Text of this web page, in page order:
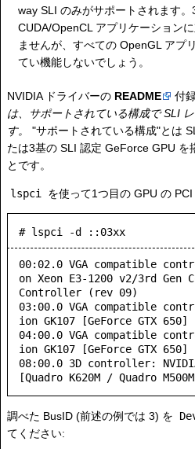
way SLI のみがサポートされます
CUDA/OpenCL アプリケーション
ませんが、すべての OpenGL アプ
てい機能しないでしょう。
NVIDIA ドライバーの README 付
は、サポートされている構成で SLI
す。
"サポートされている構成"とは
たは3基の SLI 認定 GeForce GPU を
とです。
lspci を使って1つ目の GPU の
# lspci -d ::03xx
00:02.0 VGA compatible
on Xeon E3-1200 v2/3rd Gen
Controller (rev 09)
03:00.0 VGA compatible
ion GK107 [GeForce GTX
04:00.0 VGA compatible
ion GK107 [GeForce GTX
08:00.0 3D controller: NVIDIA
調べた BusID (前述の例では 3) を
てください: